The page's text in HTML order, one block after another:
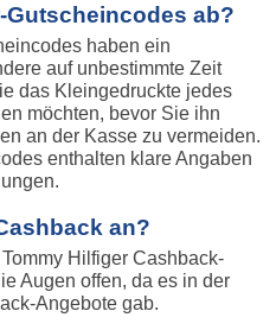
Gutscheincodes ab?
haben ein
auf unbestimmte Zeit
das Kleingedruckte jedes
möchten, bevor Sie ihn
an der Kasse zu vermeiden.
enthalten klare Angaben
an?
Hilfiger Cashback-
Augen offen, da es in der
Angebote gab.